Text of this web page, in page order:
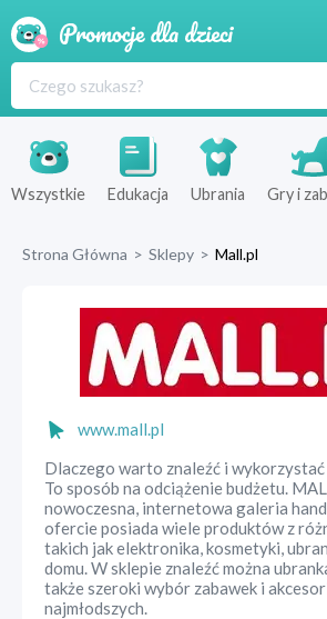
Produkty
Sklepy
Wszystkie Edukacja Ubrania Gry i
Strona Główna > Sklepy > Mall.pl
www.mall.pl
Dlaczego warto znaleźć i
To sposób na odciążenie budżetu.
nowoczesna, internetowa galeria
ofercie posiada wiele produktów z
takich jak elektronika, kosmetyki,
domu. W sklepie znaleźć można
także szeroki wybór zabawek i
najmłodszych.